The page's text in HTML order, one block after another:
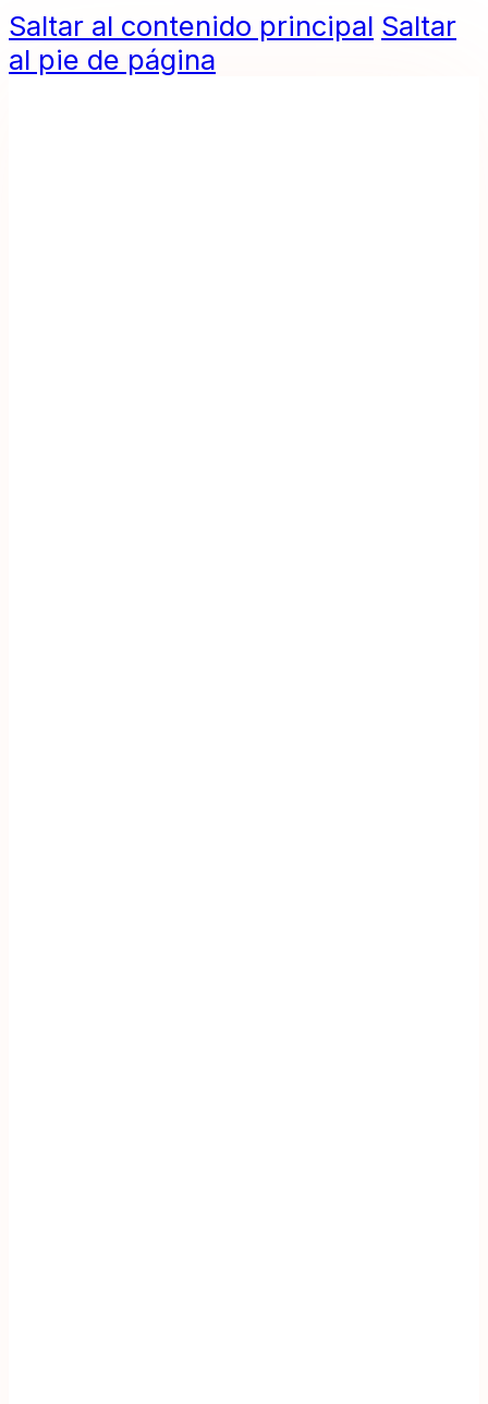
Saltar al contenido principal Saltar
al pie de página